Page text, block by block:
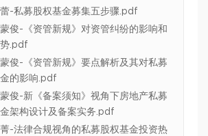
-私募股权基金募集五步骤.pdf
俊-《资管新规》对资管纠纷的影响和
.pdf
俊-《资管新规》要点解析及其对私募
的影响.pdf
俊-新《备案须知》视角下房地产私募
架构设计及备案实务.pdf
-法律合规视角的私募股权基金投资热